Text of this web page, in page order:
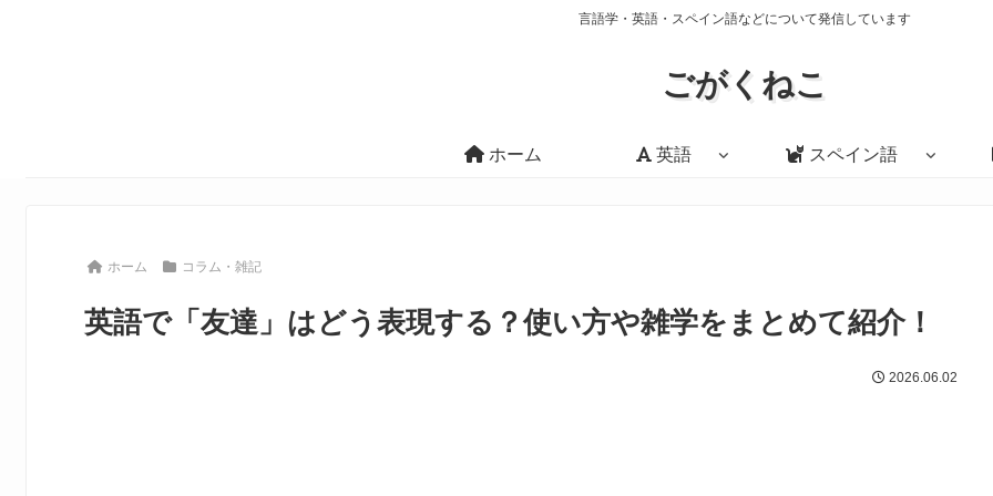
言語学・英語・スペイン語などについて発信しています
ごがくねこ
ホーム 英語 スペイン語
ホーム コラム・雑記
英語で「友達」はどう表現する？使い方や雑学をまとめて紹介！
2026.06.02